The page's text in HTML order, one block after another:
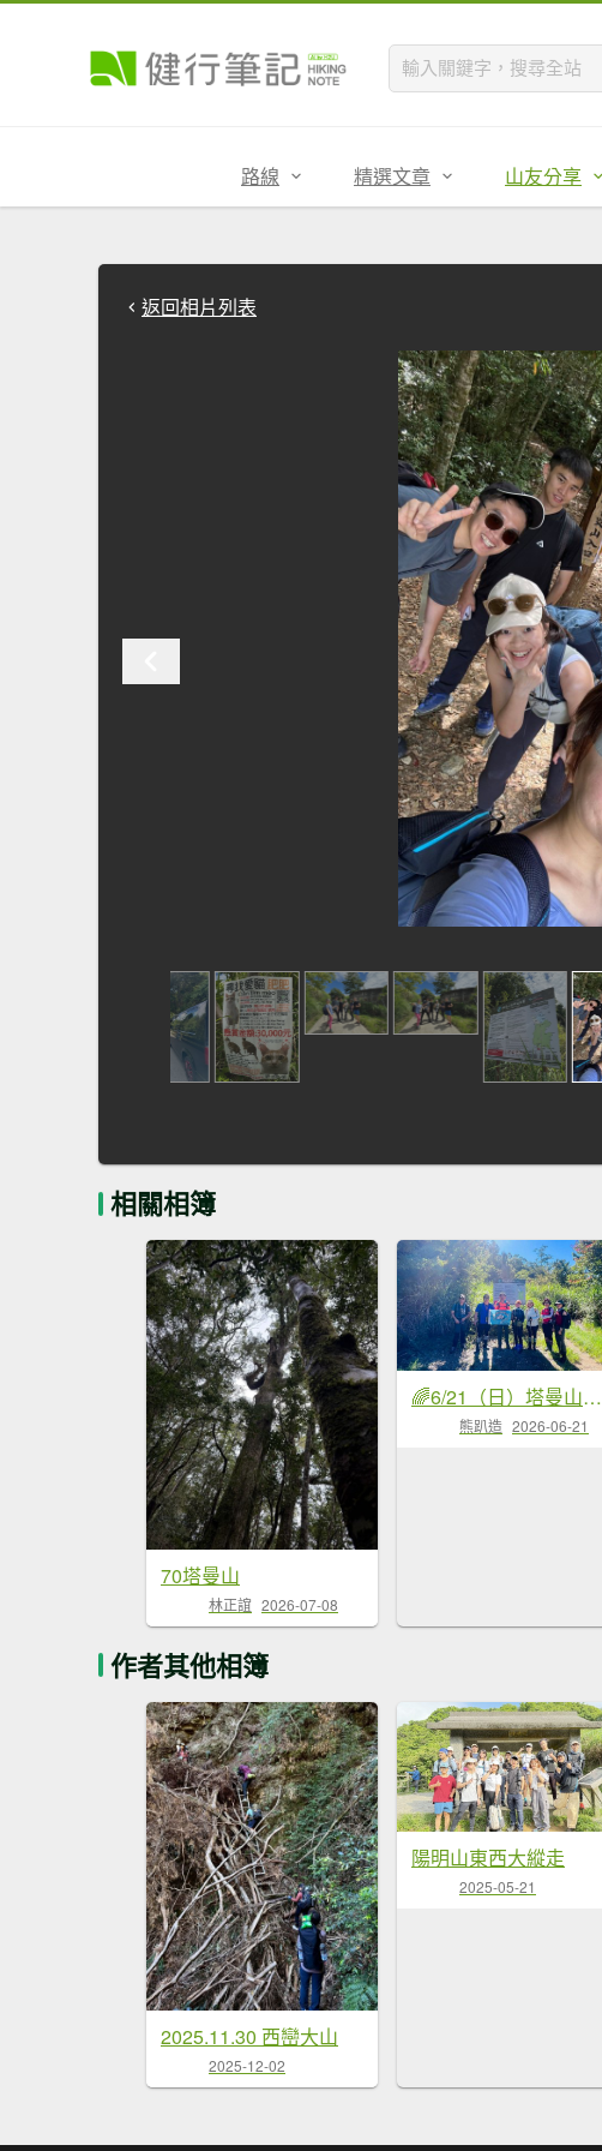
路線 精選文章 山友分享
返回相片列表
相關相簿
70塔曼山
林正誼 2026-07-08
🌈6/21（日）塔曼山縱走拉拉山FB：熊熊趴爬走(富裕登山社)🌈
熊趴造 2026-06-21
作者其他相簿
2025.11.30 西巒大山
2025-12-02
陽明山東西大縱走
2025-05-21